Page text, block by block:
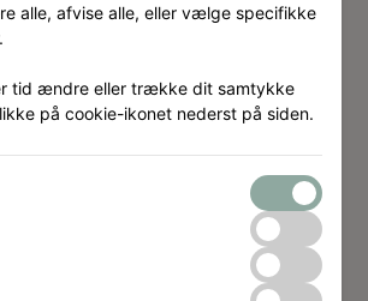
at betyde enorm
for bydelen
for hele
men også for
kan komme og
Man kan jo
over broen, bevæge
nye promenade,
alle, afvise alle, eller vælge specifikke
tid ændre eller trække dit samtykke
på cookie-ikonet nederst på siden.